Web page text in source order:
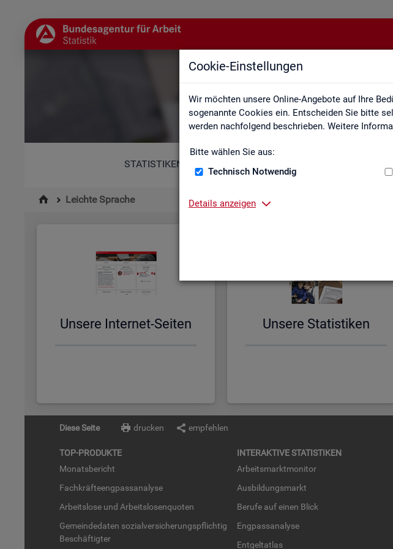
Cookie-Einstellungen
Wir möchten unsere Online-Angebote auf Ihre
sogenannte Cookies ein. Entscheiden Sie bitte
werden nachfolgend beschrieben. Weitere
Bitte wählen Sie aus:
Technisch Notwendig
Details anzeigen
STATISTIKEN
Leichte Sprache
Un­se­re In­ter­net-Sei­ten Un­se­re Sta­tis­ti­ken
Diese Seite drucken empfehlen
TOP-PRO­DUK­TE
Mo­nats­be­richt
Fach­kräf­te­eng­pass­ana­ly­se
Ar­beits­lo­se und Ar­beits­lo­sen­quo­ten
Ge­mein­de­da­ten so­zi­al­ver­si­che­rungs­pflich­tig
Be­schäf­tig­ter
IN­TER­AK­TI­VE STA­TIS­TI­KEN
Ar­beits­markt­mo­ni­tor
Aus­bil­dungs­markt
Be­ru­fe auf einen Blick
Eng­pass­ana­ly­se
Ent­gel­t­at­las